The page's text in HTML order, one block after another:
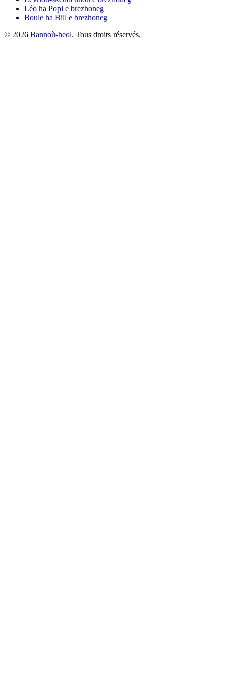
Léo ha Popi e brezhoneg
Boule ha Bill e brezhoneg
© 2026 Bannoù-heol. Tous droits réservés.